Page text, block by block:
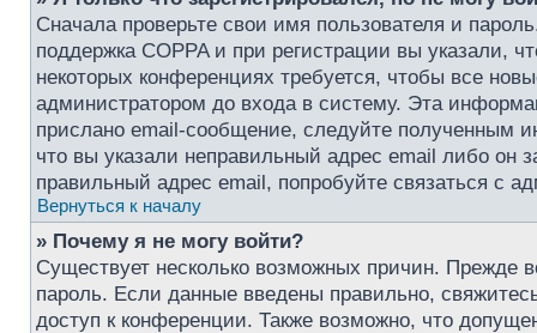
Сначала проверьте свои имя пользователя и
поддержка COPPA и при регистрации вы указали,
некоторых конференциях требуется, чтобы все
администратором до входа в систему. Эта
прислано email-сообщение, следуйте полученным
что вы указали неправильный адрес email либо он
правильный адрес email, попробуйте связаться с
Вернуться к началу
» Почему я не могу войти?
Существует несколько возможных причин. Прежде
пароль. Если данные введены правильно,
доступ к конференции. Также возможно, что